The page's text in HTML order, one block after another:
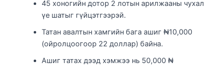
45 хоногийн дотор 2 лотын арилжааны чухал
үе шатыг гүйцэтгээрэй.
Татан авалтын хамгийн бага ашиг ₦10,000
(ойролцоогоор 22 доллар) байна.
Ашиг татах дээд хэмжээ нь 50,000 ₦